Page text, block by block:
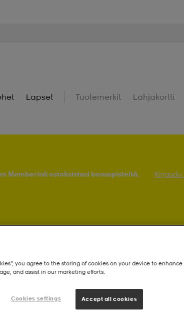
Lapset Tuotemerkit Lahjakortti
Memberinä ostoksistasi bonuspisteitä. Kirjaudu
you agree to the storing of cookies on your device to enhance
and assist in our marketing efforts.
Cookies settings Accept all cookies